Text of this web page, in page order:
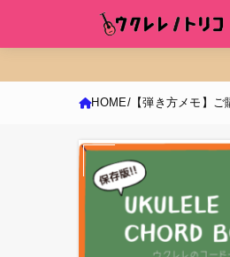
HOME 【弾き方メモ】ご